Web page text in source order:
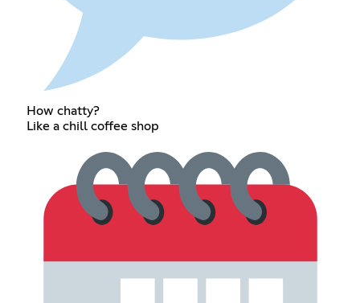
How chatty?
Like a chill coffee shop